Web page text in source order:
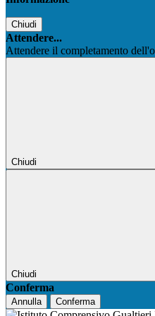
Chiudi
Attendere...
Attendere il completamento
Chiudi
Chiudi
Conferma
Annulla Conferma